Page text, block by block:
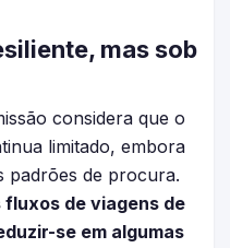
mas sob
considera que o
limitado, embora
padrões de procura.
de viagens de
se em algumas